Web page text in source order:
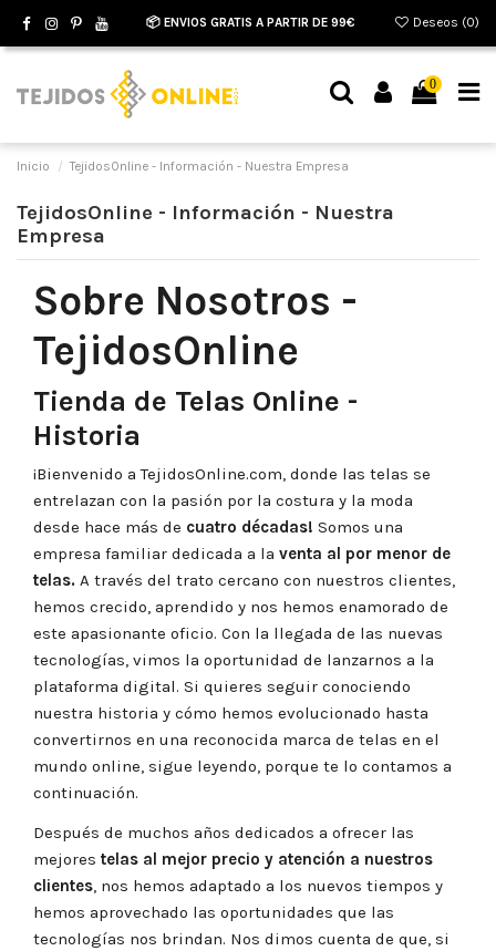
📦 ENVIOS GRATIS A PARTIR DE 99€ Deseos (0)
0
Inicio TejidosOnline - Información - Nuestra Empresa
TejidosOnline - Información - Nuestra
Empresa
Sobre Nosotros -
TejidosOnline
Tienda de Telas Online -
Historia
¡Bienvenido aTejidosOnline.com, donde las telas se
entrelazan con la pasión por la costura y la moda
desde hace más de cuatro décadas! Somos una
empresa familiar dedicada a la venta al por menor de
telas. A través del trato cercano con nuestros clientes,
hemos crecido, aprendido y nos hemos enamorado de
este apasionante oficio. Con la llegada de las nuevas
tecnologías, vimos la oportunidad de lanzarnos a la
plataforma digital. Si quieres seguir conociendo
nuestra historia y cómo hemos evolucionado hasta
convertirnos en una reconocida marca de telas en el
mundo online, sigue leyendo, porque te lo contamos a
continuación.
Después de muchos años dedicados a ofrecer las
mejores telas al mejor precio y atención a nuestros
clientes, nos hemos adaptado a los nuevos tiempos y
hemos aprovechado las oportunidades que las
tecnologías nos brindan. Nos dimos cuenta de que, si